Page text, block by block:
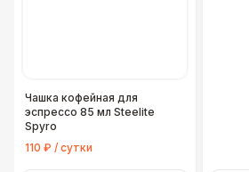
Чашка кофейная для
эспрессо 85 мл Steelite
Spyro
110 ₽ / сутки